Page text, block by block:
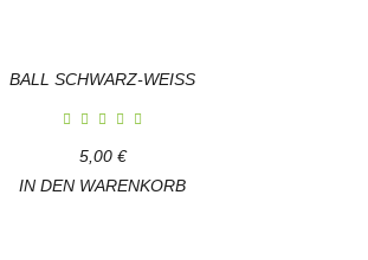
BALL SCHWARZ-WEISS
5,00 €
IN DEN WARENKORB